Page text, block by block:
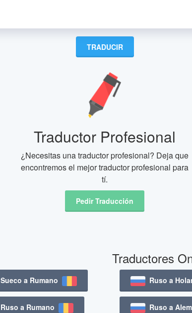
Traductor Profesional
¿Necesitas una traductor profesional? Deja que
encontremos el mejor traductor profesional para
tí.
Pedir Traducción
Sueco a Rumano
Ruso a Rumano
Traductores
Ruso a
Ruso a